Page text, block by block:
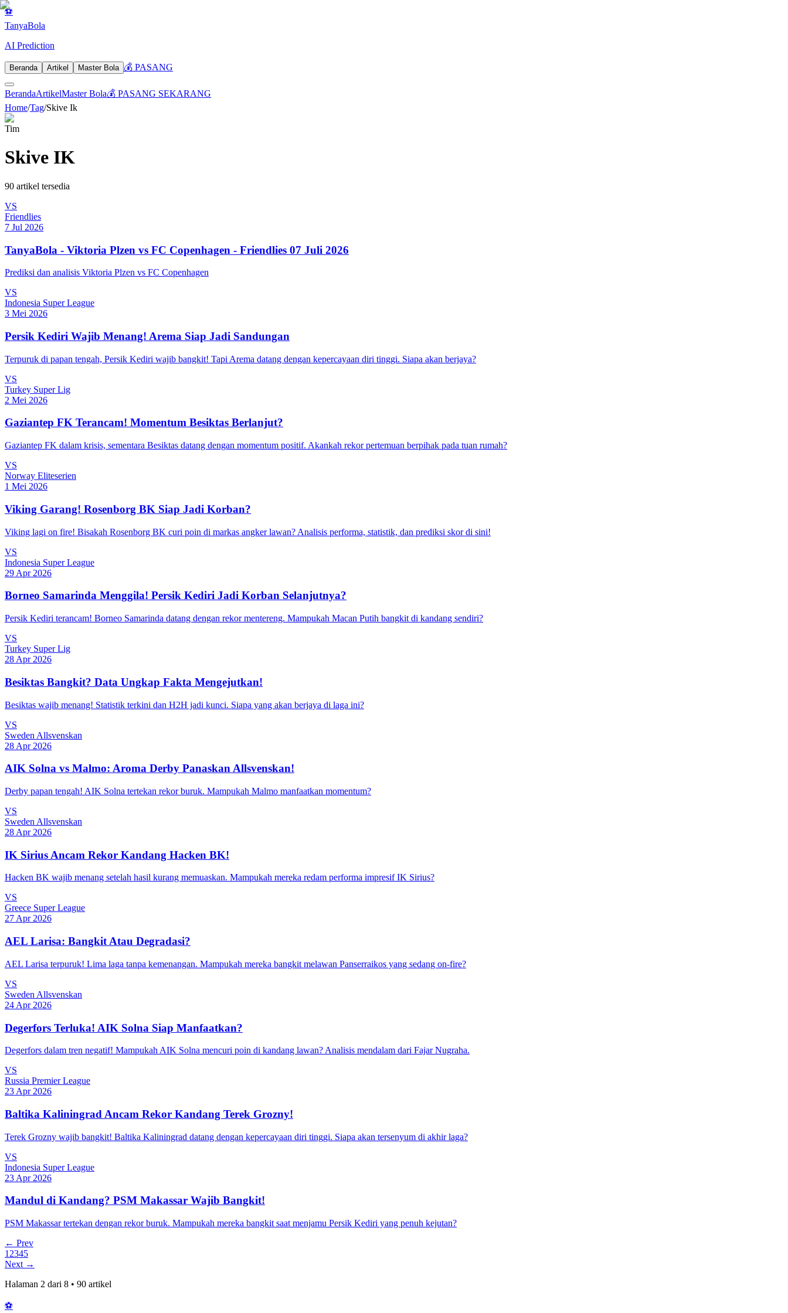
⚽
TanyaBola
AI Prediction
Beranda Artikel Master Bola 💰 PASANG
BerandaArtikelMaster Bola💰 PASANG SEKARANG
Home/Tag/Skive Ik
Tim
Skive IK
90 artikel tersedia
VS
Friendlies
7 Jul 2026
TanyaBola - Viktoria Plzen vs FC Copenhagen - Friendlies 07 Juli 2026
Prediksi dan analisis Viktoria Plzen vs FC Copenhagen
VS
Indonesia Super League
3 Mei 2026
Persik Kediri Wajib Menang! Arema Siap Jadi Sandungan
Terpuruk di papan tengah, Persik Kediri wajib bangkit! Tapi Arema datang dengan kepercayaan diri tinggi. Siapa akan berjaya?
VS
Turkey Super Lig
2 Mei 2026
Gaziantep FK Terancam! Momentum Besiktas Berlanjut?
Gaziantep FK dalam krisis, sementara Besiktas datang dengan momentum positif. Akankah rekor pertemuan berpihak pada tuan rumah?
VS
Norway Eliteserien
1 Mei 2026
Viking Garang! Rosenborg BK Siap Jadi Korban?
Viking lagi on fire! Bisakah Rosenborg BK curi poin di markas angker lawan? Analisis performa, statistik, dan prediksi skor di sini!
VS
Indonesia Super League
29 Apr 2026
Borneo Samarinda Menggila! Persik Kediri Jadi Korban Selanjutnya?
Persik Kediri terancam! Borneo Samarinda datang dengan rekor mentereng. Mampukah Macan Putih bangkit di kandang sendiri?
VS
Turkey Super Lig
28 Apr 2026
Besiktas Bangkit? Data Ungkap Fakta Mengejutkan!
Besiktas wajib menang! Statistik terkini dan H2H jadi kunci. Siapa yang akan berjaya di laga ini?
VS
Sweden Allsvenskan
28 Apr 2026
AIK Solna vs Malmo: Aroma Derby Panaskan Allsvenskan!
Derby papan tengah! AIK Solna tertekan rekor buruk. Mampukah Malmo manfaatkan momentum?
VS
Sweden Allsvenskan
28 Apr 2026
IK Sirius Ancam Rekor Kandang Hacken BK!
Hacken BK wajib menang setelah hasil kurang memuaskan. Mampukah mereka redam performa impresif IK Sirius?
VS
Greece Super League
27 Apr 2026
AEL Larisa: Bangkit Atau Degradasi?
AEL Larisa terpuruk! Lima laga tanpa kemenangan. Mampukah mereka bangkit melawan Panserraikos yang sedang on-fire?
VS
Sweden Allsvenskan
24 Apr 2026
Degerfors Terluka! AIK Solna Siap Manfaatkan?
Degerfors dalam tren negatif! Mampukah AIK Solna mencuri poin di kandang lawan? Analisis mendalam dari Fajar Nugraha.
VS
Russia Premier League
23 Apr 2026
Baltika Kaliningrad Ancam Rekor Kandang Terek Grozny!
Terek Grozny wajib bangkit! Baltika Kaliningrad datang dengan kepercayaan diri tinggi. Siapa akan tersenyum di akhir laga?
VS
Indonesia Super League
23 Apr 2026
Mandul di Kandang? PSM Makassar Wajib Bangkit!
PSM Makassar tertekan dengan rekor buruk. Mampukah mereka bangkit saat menjamu Persik Kediri yang penuh kejutan?
← Prev
1 2345
Next →
Halaman 2 dari 8 • 90 artikel
⚽